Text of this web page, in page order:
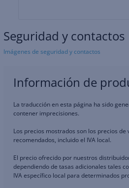
Seguridad y contactos
Imágenes de seguridad y contactos
Información de
La traducción en esta página ha sido
contener imprecisiones.
Los precios mostrados son los precios de
recomendados, incluido el IVA local.
El precio ofrecido por nuestros
dependiendo de tasas adicionales tales
IVA específico local para determinados